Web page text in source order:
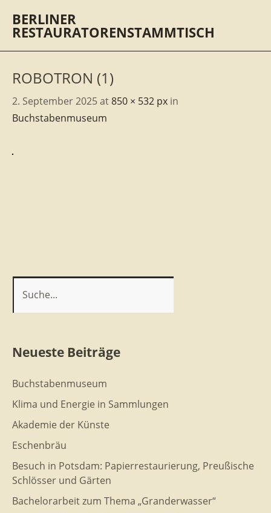
BERLINER
RESTAURATORENSTAMMTISCH
ROBOTRON (1)
2. September 2025at850 × 532 px in
Buchstabenmuseum
Neueste Beiträge
Buchstabenmuseum
Klima und Energie in Sammlungen
Akademie der Künste
Eschenbräu
Besuch in Potsdam: Papierrestaurierung, Preußische
Schlösser und Gärten
Bachelorarbeit zum Thema „Granderwasser“